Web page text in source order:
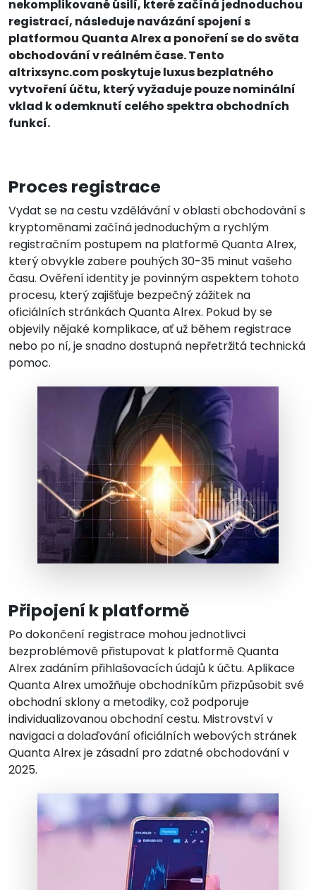
nekomplikované úsilí, které začíná jednoduchou
registrací, následuje navázání spojení s
platformou Quanta Alrex a ponoření se do světa
obchodování v reálném čase. Tento
altrixsync.com poskytuje luxus bezplatného
vytvoření účtu, který vyžaduje pouze nominální
vklad k odemknutí celého spektra obchodních
funkcí.
Proces registrace
Vydat se na cestu vzdělávání v oblasti obchodování s
kryptoměnami začíná jednoduchým a rychlým
registračním postupem na platformě Quanta Alrex,
který obvykle zabere pouhých 30-35 minut vašeho
času. Ověření identity je povinným aspektem tohoto
procesu, který zajišťuje bezpečný zážitek na
oficiálních stránkách Quanta Alrex. Pokud by se
objevily nějaké komplikace, ať už během registrace
nebo po ní, je snadno dostupná nepřetržitá technická
pomoc.
Připojení k platformě
Po dokončení registrace mohou jednotlivci
bezproblémově přistupovat k platformě Quanta
Alrex zadáním přihlašovacích údajů k účtu. Aplikace
Quanta Alrex umožňuje obchodníkům přizpůsobit své
obchodní sklony a metodiky, což podporuje
individualizovanou obchodní cestu. Mistrovství v
navigaci a dolaďování oficiálních webových stránek
Quanta Alrex je zásadní pro zdatné obchodování v
2025.